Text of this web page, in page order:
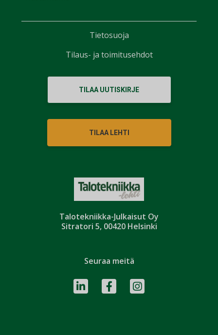
Talotekniikka-Julkaisut Oy
Sitratori 5, 00420 Helsinki
TILAA UUTISKIRJE
TILAA LEHTI
Seuraa meitä
Tietosuoja
Tilaus- ja toimitusehdot